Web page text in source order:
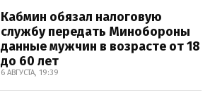
Кабмин обязал налоговую
службу передать Минобороны
данные мужчин в возрасте от 18
до 60 лет
6 АВГУСТА, 19:39